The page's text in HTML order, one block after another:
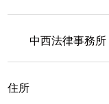
中西法律事務所
住所